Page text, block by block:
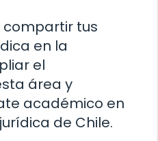
tus
en la
el
área y
académico en
de Chile.